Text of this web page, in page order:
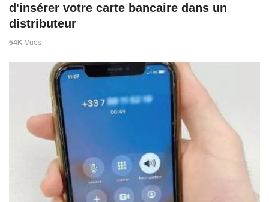
d'insérer votre carte bancaire dans un
distributeur
54K Vues